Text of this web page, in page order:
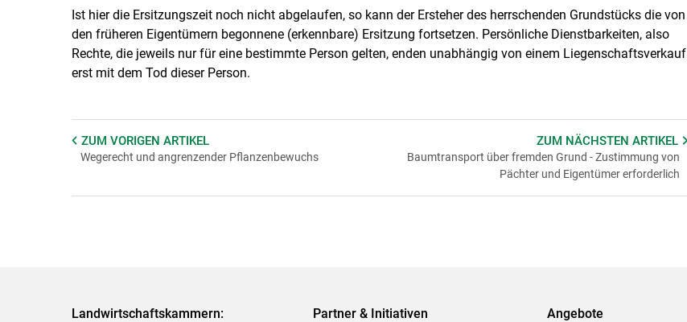
Ist hier die Ersitzungszeit noch nicht abgelaufen, so kann der Ersteher des herrschenden Grundstücks die von
den früheren Eigentümern begonnene (erkennbare) Ersitzung fortsetzen. Persönliche Dienstbarkeiten, also
Rechte, die jeweils nur für eine bestimmte Person gelten, enden unabhängig von einem Liegenschaftsverkauf
erst mit dem Tod dieser Person.
ZUM VORIGEN ARTIKEL
Wegerecht und angrenzender Pflanzenbewuchs
ZUM NÄCHSTENARTIKEL
Baumtransport über fremden Grund - Zustimmung von
Pächter und Eigentümer erforderlich
Landwirtschaftskammern: Partner & Initiativen Angebote